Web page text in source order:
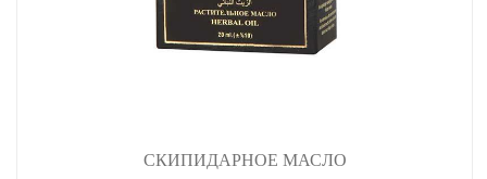
СКИПИДАРНОЕ МАСЛО